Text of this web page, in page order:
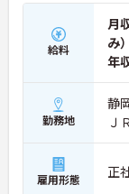
給料
月
み）
年
勤務地
静
Ｊ
雇用形態 正